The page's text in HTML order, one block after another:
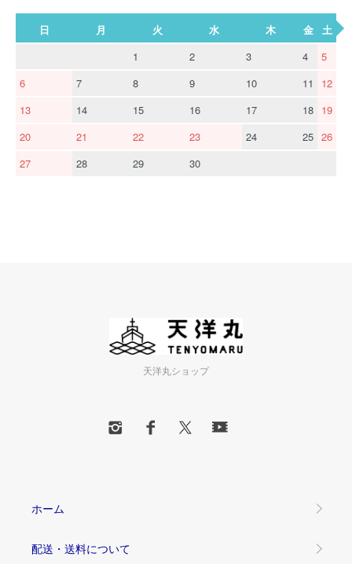
日 月 火 水 木 金
土
1
2 3 4
5
6
7 8 9 10 11
12
13
14 15 16 17 18 19
20
21 22 23 24 25 26
27
28 29 30
天洋丸ショップ
ホーム
配送・送料について